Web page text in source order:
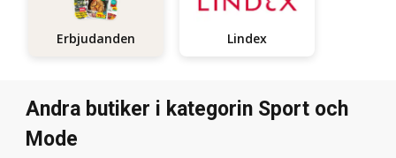
Erbjudanden Lindex
Andra butiker i kategorin Sport och
Mode